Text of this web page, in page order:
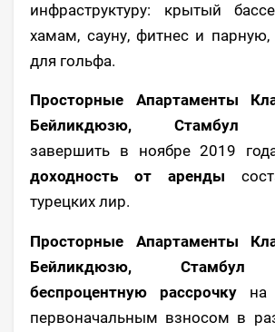
инфраструктуру: крытый
хамам, сауну, фитнес и
для гольфа.
Просторные Апартаменты
Бейликдюзю, Стамбул
завершить в ноябре 2019
доходность от аренды
турецких лир.
Просторные Апартаменты
Бейликдюзю, Стамбул
беспроцентную рассрочку на
первоначальным взносом в